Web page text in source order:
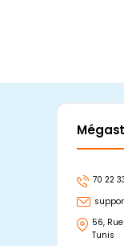
70 22
56,
Tunis